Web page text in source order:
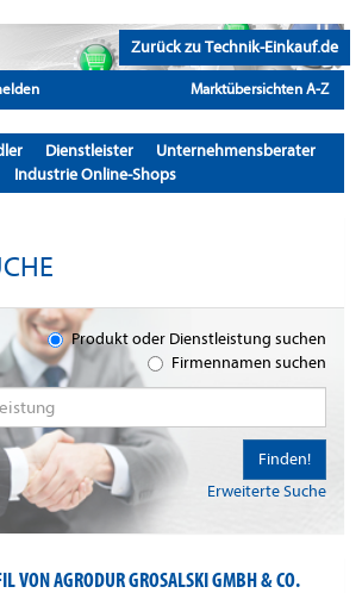
Zurück zu Technik-Einkauf.de
Marktübersichten A-Z
Dienstleister
Unternehmensberater
Industrie Online-Shops
Produkt oder Dienstleistung suchen
Firmennamen suchen
Erweiterte Suche
Finden!
VON AGRODUR GROSALSKI GMBH & CO.